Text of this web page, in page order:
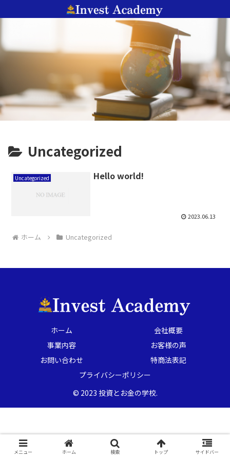
Uncategorized
Uncategorized Hello world!
2023.06.13
ホーム Uncategorized
ホーム
会社概要
事業内容
お客様の声
お問い合わせ
特商法表記
プライバシーポリシー
© 2023 投資とお金の学校.
メニュー ホーム 検索 トップ サイドバー